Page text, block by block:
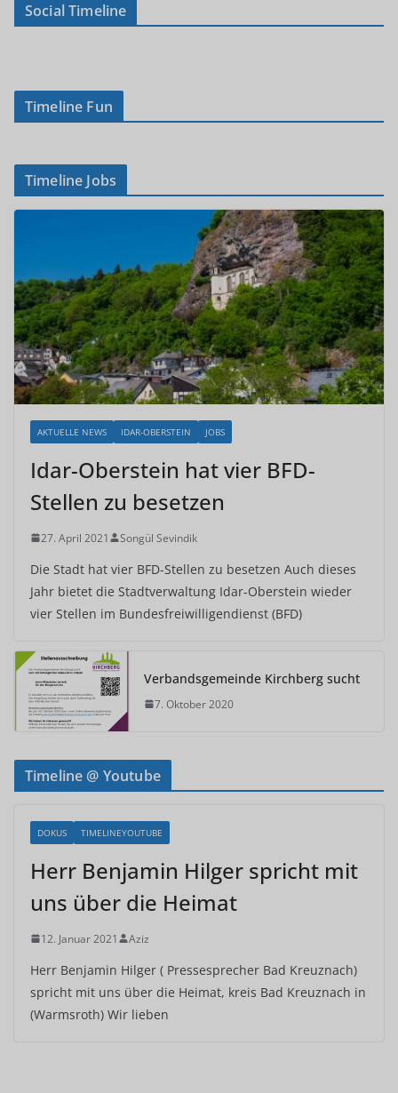
Social Timeline
Timeline Fun
Timeline Jobs
AKTUELLE NEWS IDAR-OBERSTEIN JOBS
Idar-Oberstein hat vier BFD-
Stellen zu besetzen
27. April 2021 Songül Sevindik
Die Stadt hat vier BFD-Stellen zu besetzen Auch dieses
Jahr bietet die Stadtverwaltung Idar-Oberstein wieder
vier Stellen im Bundesfreiwilligendienst (BFD)
Verbandsgemeinde Kirchberg sucht
7. Oktober 2020
Timeline @ Youtube
DOKUS TIMELINEYOUTUBE
Herr Benjamin Hilger spricht mit
uns über die Heimat
12. Januar 2021 Aziz
Herr Benjamin Hilger ( Pressesprecher Bad Kreuznach)
spricht mit uns über die Heimat, kreis Bad Kreuznach in
(Warmsroth) Wir lieben